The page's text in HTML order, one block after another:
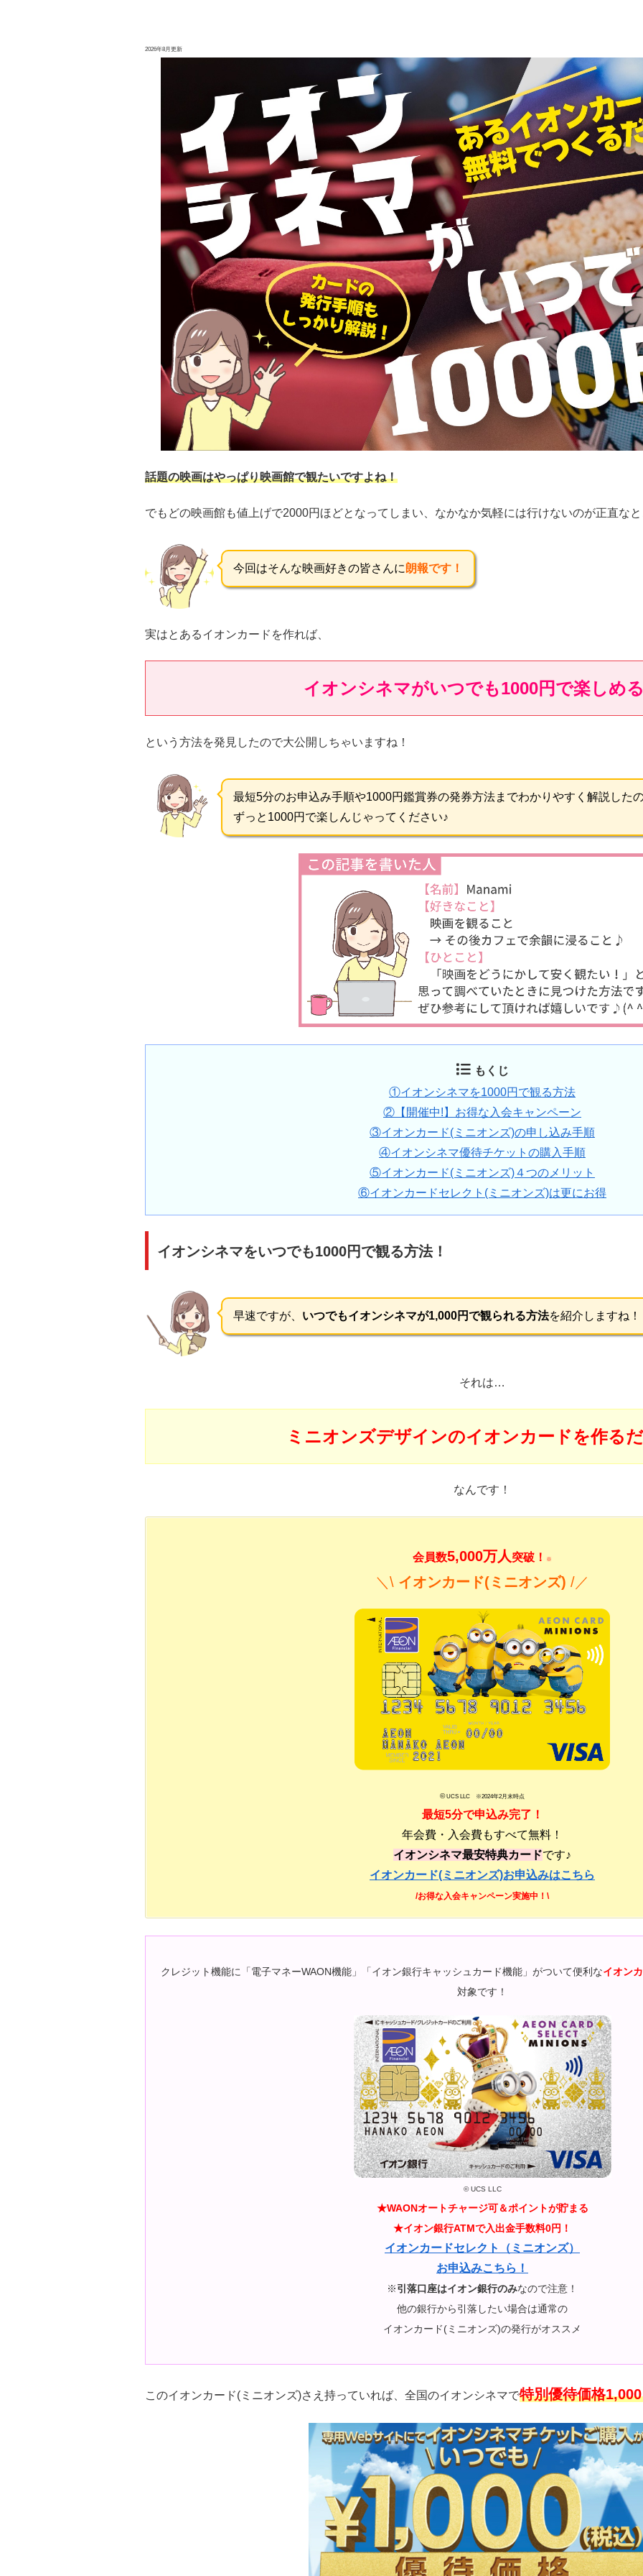
2026年8月更新
話題の映画はやっぱり映画館で観たいですよね！
でもどの映画館も値上げで2000円ほどとなってしまい、なかなか気軽には行けないのが正直な
今回はそんな映画好きの皆さんに 朗報です！
実はとあるイオンカードを作れば、
イオンシネマがいつでも1000円で楽しめ
という方法を発見したので大公開しちゃいますね！
最短5分のお申込み手順や1000円鑑賞券の発券方法までわかりやすく解説した
ずっと1000円で楽しんじゃってください♪
もくじ
①イオンシネマを1000円で観る方法
②【開催中!】お得な入会キャンペーン
③イオンカード(ミニオンズ)の申し込み手順
④イオンシネマ優待チケットの購入手順
⑤イオンカード(ミニオンズ)４つのメリット
⑥イオンカードセレクト(ミニオンズ)は更にお得
イオンシネマをいつでも1000円で観る方法！
早速ですが、 いつでもイオンシネマが1,000円で観られる方法を紹介しますね！
それは…
ミニオンズデザインのイオンカードを作る
なんです！
会員数5,000万人 突破！ ※
＼\ イオンカード(ミニオンズ) /／
©UCS LLC ※2024年2月末時点
最短5分で申込み完了！
年会費・入会費もすべて無料！
イオンシネマ最安特典カードです♪
イオンカード(ミニオンズ)お申込みはこちら
/お得な入会キャンペーン実施中！\
クレジット機能に「電子マネーWAON機能」「イオン銀行キャッシュカード機能」がついて便利なイオン
対象です！
© UCS LLC
★WAONオートチャージ可＆ポイントが貯まる
★イオン銀行ATMで入出金手数料0円！
イオンカードセレクト（ミニオンズ）
お申込みこちら！
※引落口座はイオン銀行のみなので注意！
他の銀行から引落したい場合は通常の
イオンカード(ミニオンズ)の発行がオススメ
このイオンカード(ミニオンズ)さえ持っていれば、全国のイオンシネマで特別優待価格